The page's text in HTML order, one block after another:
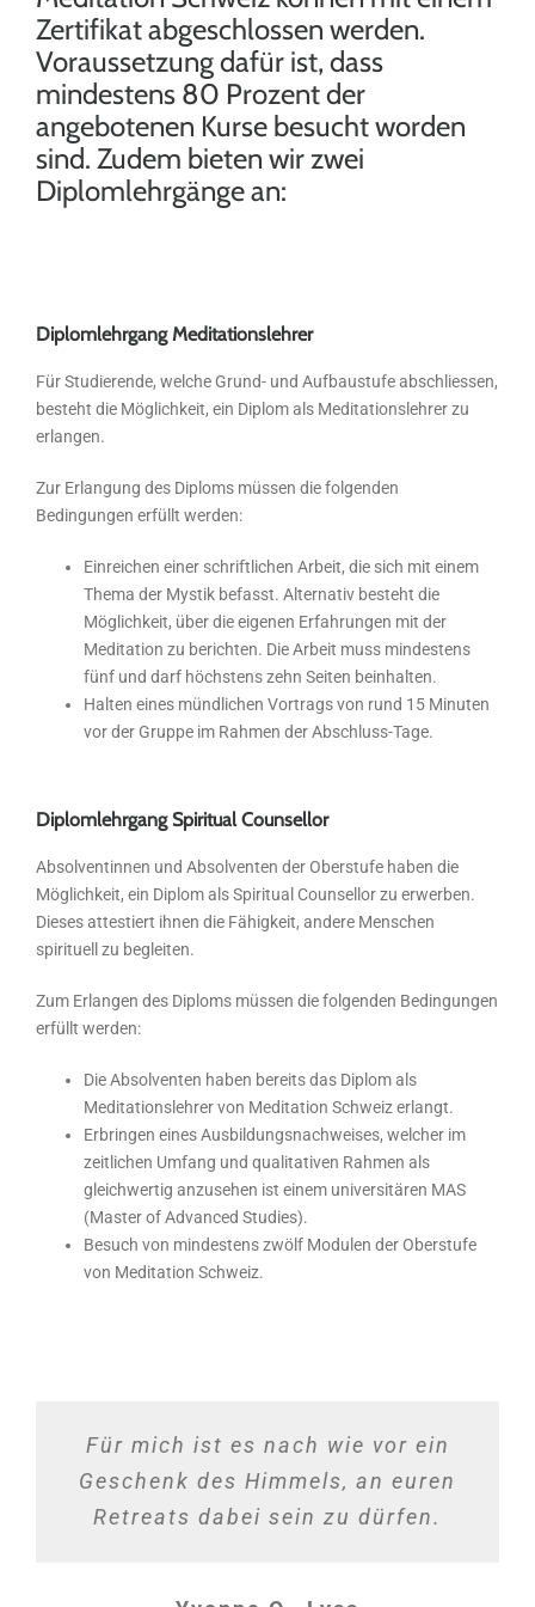
Zertifikat abgeschlossen werden.
Voraussetzung dafür ist, dass
mindestens 80 Prozent der
angebotenen Kurse besucht worden
sind. Zudem bieten wir zwei
Diplomlehrgänge an:
Diplomlehrgang Meditationslehrer
Für Studierende, welche Grund- und Aufbaustufe abschliessen,
besteht die Möglichkeit, ein Diplom als Meditationslehrer zu
erlangen.
Zur Erlangung des Diploms müssen die folgenden
Bedingungen erfüllt werden:
Einreichen einer schriftlichen Arbeit, die sich mit einem
Thema der Mystik befasst. Alternativ besteht die
Möglichkeit, über die eigenen Erfahrungen mit der
Meditation zu berichten. Die Arbeit muss mindestens
fünf und darf höchstens zehn Seiten beinhalten.
Halten eines mündlichen Vortrags von rund 15 Minuten
vor der Gruppe im Rahmen der Abschluss-Tage.
Diplomlehrgang Spiritual Counsellor
Absolventinnen und Absolventen der Oberstufe haben die
Möglichkeit, ein Diplom als Spiritual Counsellor zu erwerben.
Dieses attestiert ihnen die Fähigkeit, andere Menschen
spirituell zu begleiten.
Zum Erlangen des Diploms müssen die folgenden Bedingungen
erfüllt werden:
Die Absolventen haben bereits das Diplom als
Meditationslehrer von Meditation Schweiz erlangt.
Erbringen eines Ausbildungsnachweises, welcher im
zeitlichen Umfang und qualitativen Rahmen als
gleichwertig anzusehen ist einem universitären MAS
(Master of Advanced Studies).
Besuch von mindestens zwölf Modulen der Oberstufe
von Meditation Schweiz.
Für mich ist es nach wie vor ein
Geschenk des Himmels, an euren
Retreats dabei sein zu dürfen.
Ein grosses Kompliment an euch
beide! Ich finde, ihr macht das
wunderbar. Ihr seid begeisternd,
Dieser Kurs macht mich reich und
reicher… Ich sehe auch, wie viel
Arbeit, Erfahrung und Herzblut